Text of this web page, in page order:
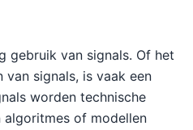
gebruik van signals. Of het
signals, is vaak een
worden technische
algoritmes of modellen